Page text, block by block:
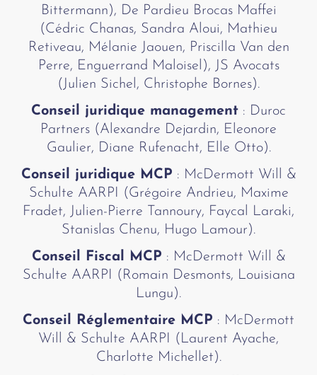
Bittermann), De Pardieu Brocas Maffei
(Cédric Chanas, Sandra Aloui, Mathieu
Retiveau, Mélanie Jaouen, Priscilla Van den
Perre, Enguerrand Maloisel), JS Avocats
(Julien Sichel, Christophe Bornes).
Conseil juridique management : Duroc
Partners (Alexandre Dejardin, Eleonore
Gaulier, Diane Rufenacht, Elle Otto).
Conseil juridique MCP : McDermott Will &
Schulte AARPI (Grégoire Andrieu, Maxime
Fradet, Julien-Pierre Tannoury, Faycal Laraki,
Stanislas Chenu, Hugo Lamour).
Conseil Fiscal MCP : McDermott Will &
Schulte AARPI (Romain Desmonts, Louisiana
Lungu).
Conseil Réglementaire MCP : McDermott
Will & Schulte AARPI (Laurent Ayache,
Charlotte Michellet).